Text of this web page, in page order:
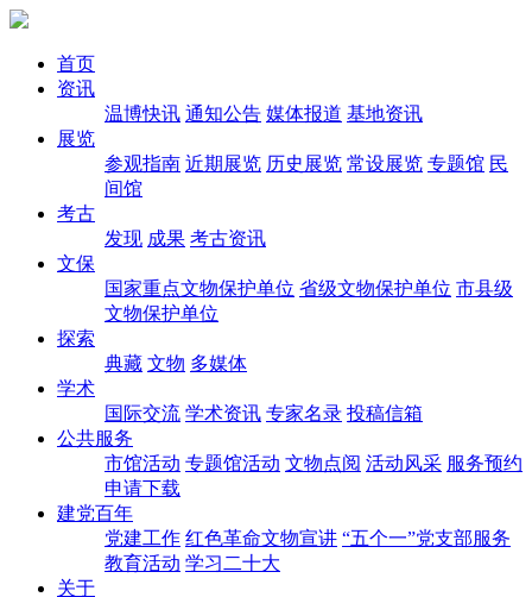
首页
资讯
温博快讯 通知公告 媒体报道 基地资讯
展览
参观指南 近期展览 历史展览 常设展览 专题馆 民
间馆
考古
发现 成果 考古资讯
文保
国家重点文物保护单位 省级文物保护单位 市县级
文物保护单位
探索
典藏 文物 多媒体
学术
国际交流 学术资讯 专家名录 投稿信箱
公共服务
市馆活动 专题馆活动 文物点阅 活动风采 服务预约
申请下载
建党百年
党建工作 红色革命文物宣讲 “五个一”党支部服务
教育活动 学习二十大
关于